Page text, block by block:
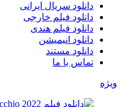
دانلود سریال ایرانی
دانلود فیلم خارجی
دانلود فیلم هندی
دانلود انیمیشن
دانلود مستند
تماس با ما
ویژه